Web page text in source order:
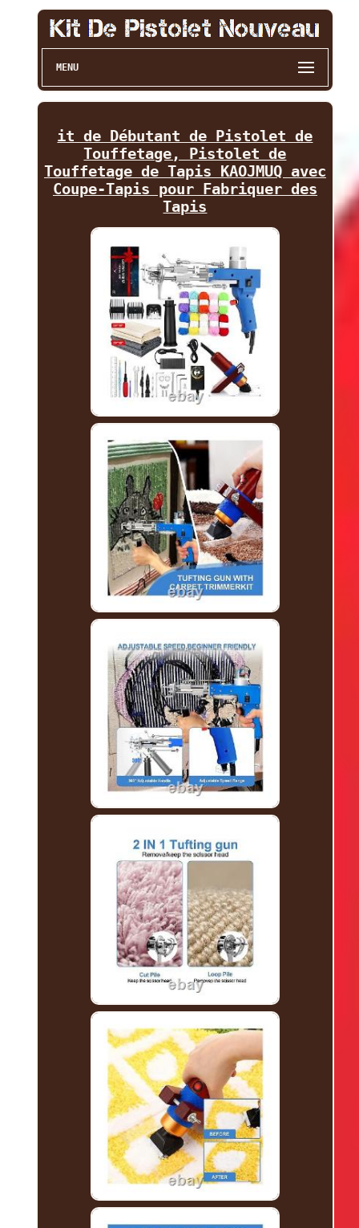
MENU
it de Débutant de Pistolet de
Touffetage, Pistolet de
Touffetage de Tapis KAOJMUQ avec
Coupe-Tapis pour Fabriquer des
Tapis